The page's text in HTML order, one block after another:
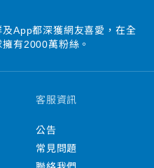
App都深獲網友喜愛，在全
有2000萬粉絲。
客服資訊
公告
常見問題